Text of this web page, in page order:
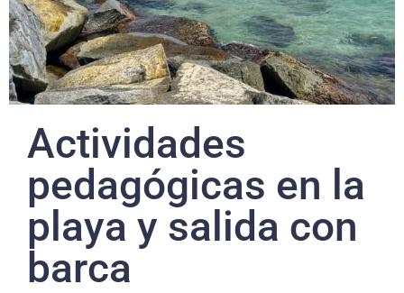
Actividades
pedagógicas en la
playa y salida con
barca